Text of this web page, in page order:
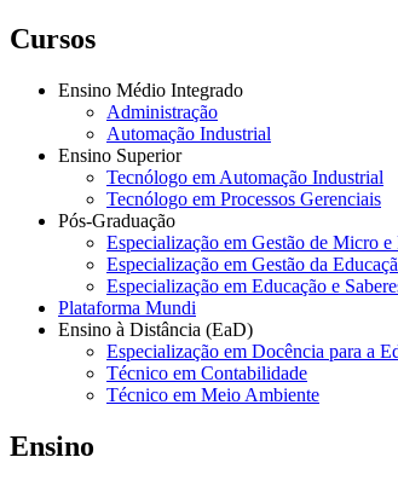
Cursos
Ensino Médio Integrado
Administração
Automação Industrial
Ensino Superior
Tecnólogo em Automação Industrial
Tecnólogo em Processos Gerenciais
Pós-Graduação
Especialização em Gestão de Micro
Especialização em Gestão da
Especialização em Educação e
Plataforma Mundi
Ensino à Distância (EaD)
Especialização em Docência para a
Técnico em Contabilidade
Técnico em Meio Ambiente
Ensino